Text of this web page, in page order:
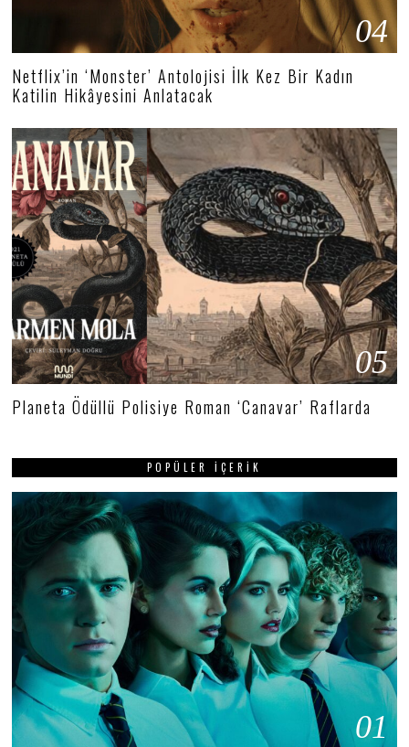
04
Netflix’in ‘Monster’ Antolojisi İlk Kez Bir Kadın
Katilin Hikâyesini Anlatacak
05
Planeta Ödüllü Polisiye Roman ‘Canavar’ Raflarda
POPÜLER İÇERIK
01